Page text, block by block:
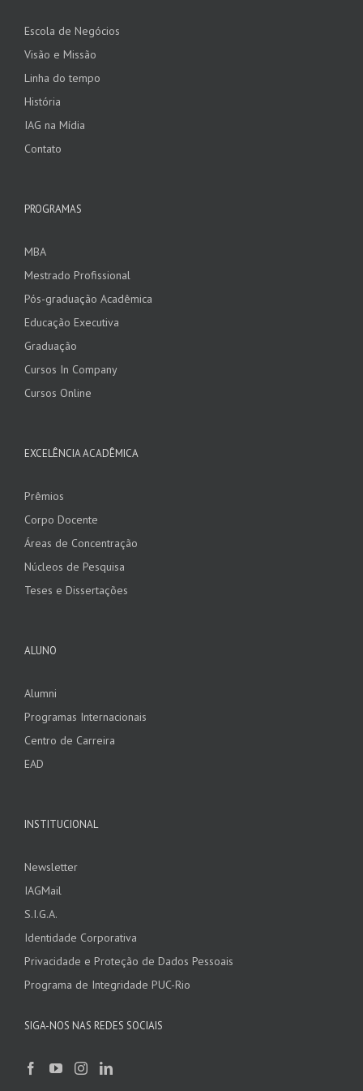
Escola de Negócios
Visão e Missão
Linha do tempo
História
IAG na Mídia
Contato
PROGRAMAS
MBA
Mestrado Profissional
Pós-graduação Acadêmica
Educação Executiva
Graduação
Cursos In Company
Cursos Online
EXCELÊNCIA ACADÊMICA
Prêmios
Corpo Docente
Áreas de Concentração
Núcleos de Pesquisa
Teses e Dissertações
ALUNO
Alumni
Programas Internacionais
Centro de Carreira
EAD
INSTITUCIONAL
Newsletter
IAGMail
S.I.G.A.
Identidade Corporativa
Privacidade e Proteção de Dados Pessoais
Programa de Integridade PUC-Rio
SIGA-NOS NAS REDES SOCIAIS